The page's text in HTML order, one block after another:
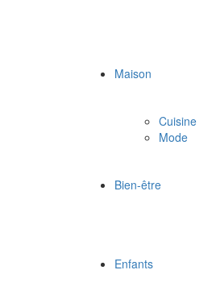
Maison
Cuisine
Mode
Bien-être
Enfants